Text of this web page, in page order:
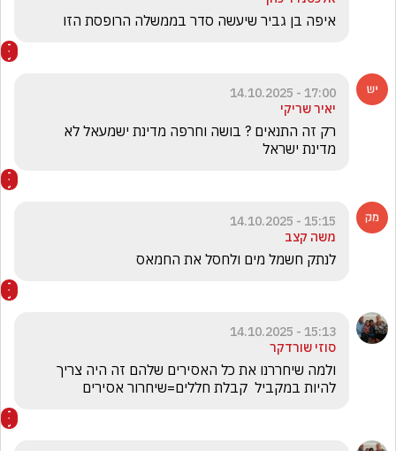
איפה בן גביר שיעשה סדר בממשלה הרופסת הזו
17:00 - 14.10.2025
יאיר שריקי
מדינת ישראל
15:15 - 14.10.2025
משה קצב
לנתק חשמל מים ולחסל את החמאס
15:13 - 14.10.2025
סוזי שורדקר
להיות במקביל  קבלת חללים=שיחרור אסירים